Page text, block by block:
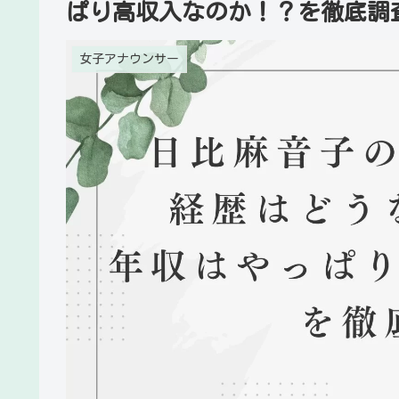
ぱり高収入なのか！？を徹底調
女子アナウンサー